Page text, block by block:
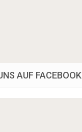
AUF FACEBOOK